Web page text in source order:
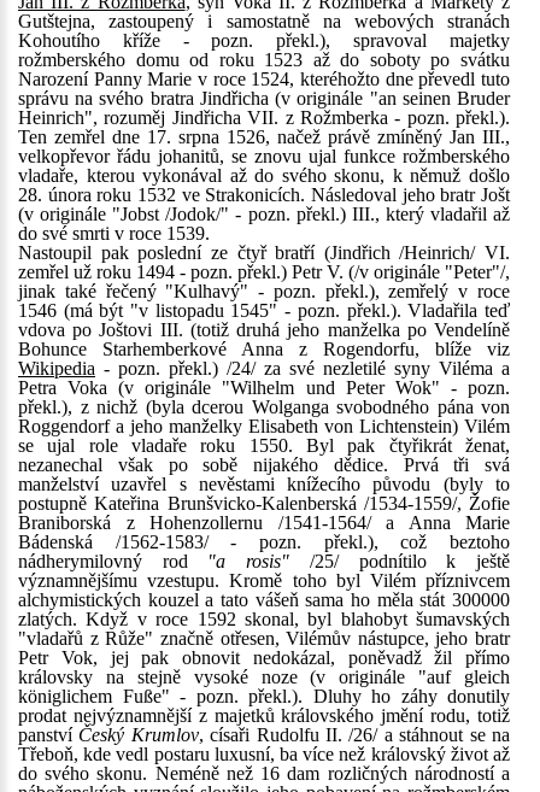
Gutštejna, zastoupený i samostatně na webových stranách
Kohoutího kříže - pozn. překl.), spravoval majetky
rožmberského domu od roku 1523 až do soboty po svátku
Narození Panny Marie v roce 1524, kteréhožto dne převedl tuto
správu na svého bratra Jindřicha (v originále "an seinen Bruder
Heinrich", rozuměj Jindřicha VII. z Rožmberka - pozn. překl.).
Ten zemřel dne 17. srpna 1526, načež právě zmíněný Jan III.,
velkopřevor řádu johanitů, se znovu ujal funkce rožmberského
vladaře, kterou vykonával až do svého skonu, k němuž došlo
28. února roku 1532 ve Strakonicích. Následoval jeho bratr Jošt
(v originále "Jobst /Jodok/" - pozn. překl.) III., který vladařil až
do své smrti v roce 1539.
Nastoupil pak poslední ze čtyř bratří (Jindřich /Heinrich/ VI.
zemřel už roku 1494 - pozn. překl.) Petr V. (/v originále "Peter"/,
jinak také řečený "Kulhavý" - pozn. překl.), zemřelý v roce
1546 (má být "v listopadu 1545" - pozn. překl.). Vladařila teď
vdova po Joštovi III. (totiž druhá jeho manželka po Vendelíně
Bohunce Starhemberkové Anna z Rogendorfu, blíže viz
Wikipedia - pozn. překl.) /24/ za své nezletilé syny Viléma a
Petra Voka (v originále "Wilhelm und Peter Wok" - pozn.
překl.), z nichž (byla dcerou Wolganga svobodného pána von
Roggendorf a jeho manželky Elisabeth von Lichtenstein) Vilém
se ujal role vladaře roku 1550. Byl pak čtyřikrát ženat,
nezanechal však po sobě nijakého dědice. Prvá tři svá
manželství uzavřel s nevěstami knížecího původu (byly to
postupně Kateřina Brunšvicko-Kalenberská /1534-1559/, Žofie
Braniborská z Hohenzollernu /1541-1564/ a Anna Marie
Bádenská /1562-1583/ - pozn. překl.), což beztoho
nádherymilovný rod "a rosis" /25/ podnítilo k ještě
významnějšímu vzestupu. Kromě toho byl Vilém příznivcem
alchymistických kouzel a tato vášeň sama ho měla stát 300000
zlatých. Když v roce 1592 skonal, byl blahobyt šumavských
"vladařů z Růže" značně otřesen, Vilémův nástupce, jeho bratr
Petr Vok, jej pak obnovit nedokázal, poněvadž žil přímo
královsky na stejně vysoké noze (v originále "auf gleich
königlichem Fuße" - pozn. překl.). Dluhy ho záhy donutily
prodat nejvýznamnější z majetků královského jmění rodu, totiž
panství Český Krumlov, císaři Rudolfu II. /26/ a stáhnout se na
Třeboň, kde vedl postaru luxusní, ba více než královský život až
do svého skonu. Neméně než 16 dam rozličných národností a